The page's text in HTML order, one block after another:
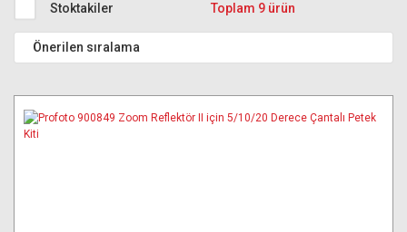
Stoktakiler Toplam 9 ürün